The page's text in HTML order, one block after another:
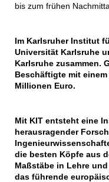
bis zum frühen
Im Karlsruher Institut
Universität Karlsruhe
Karlsruhe zusammen.
Beschäftigte mit
Millionen Euro.
Mit KIT entsteht eine
herausragender
die besten Köpfe aus
Maßstäbe in Lehre
das führende